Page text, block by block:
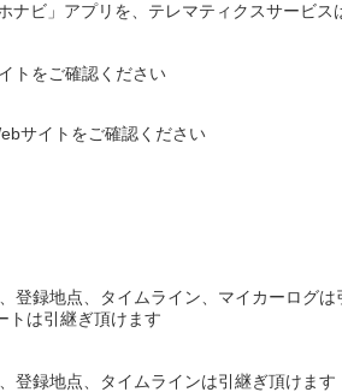
ビ」アプリを、テレマティクスサービ
トをご確認ください
サイトをご確認ください
登録地点、タイムライン、マイカーログ
トは引継ぎ頂けます
登録地点、タイムラインは引継ぎ頂けます